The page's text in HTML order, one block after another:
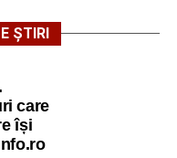
ȘTIRI
care
își